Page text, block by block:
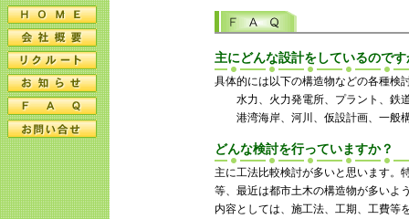
主にどんな設計をしているのです
具体的には以下の構造物などの各種検
水力、火力発電所、プラント、鉄
港湾海岸、河川、仮設計画、一般
どんな検討を行っていますか？
主に工法比較検討が多いと思います。
等、最近は都市土木の構造物が多いよ
内容としては、施工法、工期、工費等